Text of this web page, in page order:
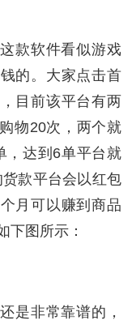
款软件看似游戏
的。大家点击首
目前该平台有两
物20次，两个就
，达到6单平台就
款平台会以红包
月可以赚到商品
下图所示：
是非常靠谱的，